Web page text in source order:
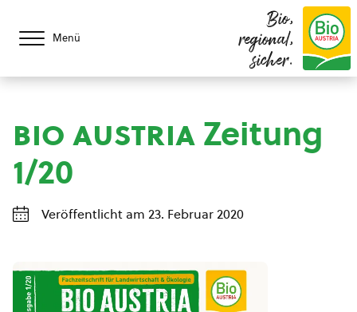
Menü
Bio,
regional,
sicher.
bio austriaZeitung
1/20
Veröffentlicht am 23. Februar 2020